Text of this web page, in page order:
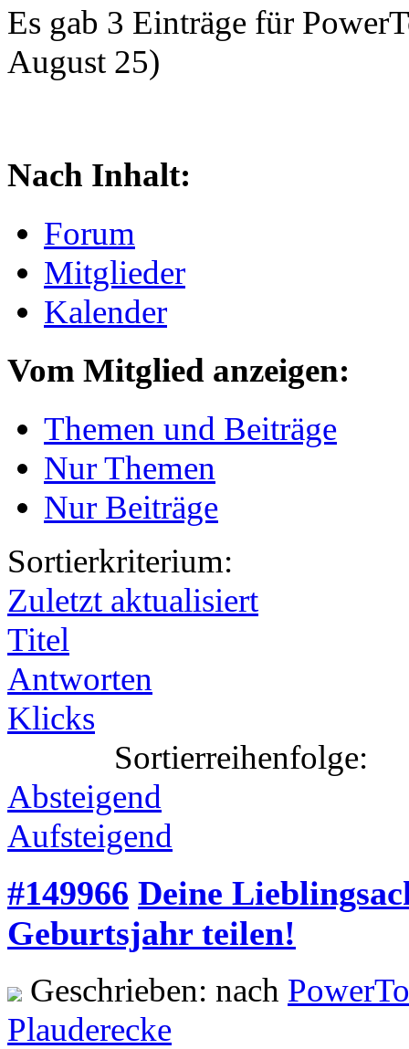
Es gab 3 Einträge für
August 25)
Nach Inhalt:
Forum
Mitglieder
Kalender
Vom Mitglied anzeigen:
Themen und Beiträge
Nur Themen
Nur Beiträge
Sortierkriterium:
Zuletzt aktualisiert
Titel
Antworten
Klicks
Sortierreihenfolge:
Absteigend
Aufsteigend
#149966 Deine
Geburtsjahr teilen!
Geschrieben: nach
Plauderecke